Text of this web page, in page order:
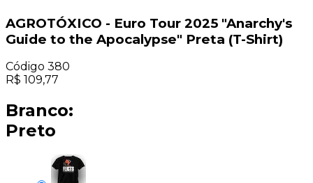
AGROTÓXICO - Euro Tour 2025 "Anarchy's
Guide to the Apocalypse" Preta (T-Shirt)
Código 380
R$ 109,77
Branco:
Preto